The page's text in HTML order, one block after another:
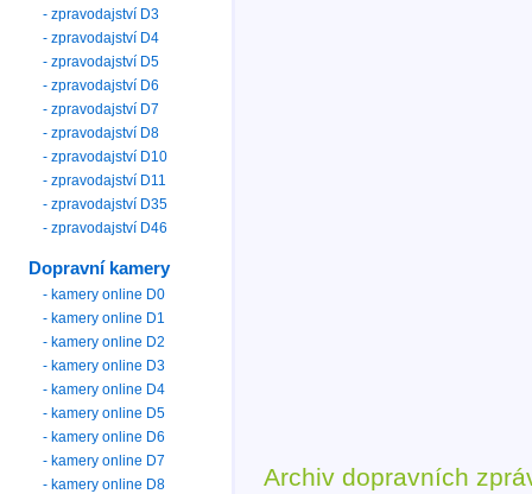
Archiv dopravních
- zpravodajství D3
- zpravodajství D4
- zpravodajství D5
- zpravodajství D6
- zpravodajství D7
- zpravodajství D8
- zpravodajství D10
- zpravodajství D11
- zpravodajství D35
- zpravodajství D46
Dopravní kamery
- kamery online D0
- kamery online D1
- kamery online D2
- kamery online D3
- kamery online D4
- kamery online D5
- kamery online D6
- kamery online D7
- kamery online D8